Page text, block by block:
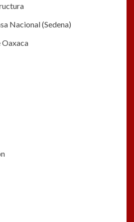
Nacional (Sedena)
Oaxaca